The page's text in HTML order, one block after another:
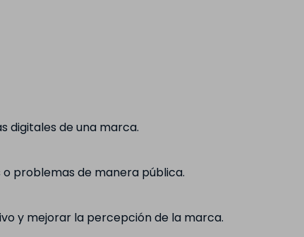
digitales de una marca.
problemas de manera pública.
y mejorar la percepción de la marca.